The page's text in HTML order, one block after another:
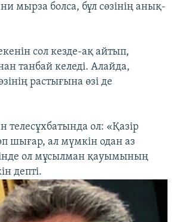
мырза болса, бұл сөзінің анық-
сол кезде-ақ айтып,
танбай келеді. Алайда,
растығына өзі де
телесұхбатында ол: «Қазір
шығар, ал мүмкін одан аз
ол мұсылман қауымының
депті.